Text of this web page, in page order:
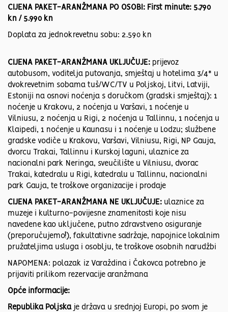
CIJENA PAKET-ARANŽMANA PO OSOBI: First minute: 5.790
kn / 5.990 kn
Doplata za jednokrevetnu sobu: 2.590 kn
CIJENA PAKET-ARANŽMANA UKLJUČUJE: prijevoz
autobusom, voditelja putovanja, smještaj u hotelima 3/4* u
dvokrevetnim sobama tuš/WC/TV u Poljskoj, Litvi, Latviji,
Estoniji na osnovi noćenja s doručkom (gradski smještaj): 1
noćenje u Krakovu, 2 noćenja u Varšavi, 1 noćenje u
Vilniusu, 2 noćenja u Rigi, 2 noćenja u Tallinnu, 1 noćenja u
Klaipedi, 1 noćenje u Kaunasu i 1 noćenje u Lodzu; službene
gradske vodiče u Krakovu, Varšavi, Vilniusu, Rigi, NP Gauja,
dvorcu Trakai, Tallinnu i Kurskoj laguni, ulaznice za
nacionalni park Neringa, sveučilište u Vilniusu, dvorac
Trakai, katedralu u Rigi, katedralu u Tallinnu, nacionalni
park Gauja, te troškove organizacije i prodaje
CIJENA PAKET-ARANŽMANA NE UKLJUČUJE: ulaznice za
muzeje i kulturno-povijesne znamenitosti koje nisu
navedene kao uključene, putno zdravstveno osiguranje
(preporučujemo!), fakultativne sadržaje, napojnice lokalnim
pružateljima usluga i osoblju, te troškove osobnih narudžbi
NAPOMENA: polazak iz Varaždina i Čakovca potrebno je
prijaviti prilikom rezervacije aranžmana
Opće informacije:
Republika Poljskaje država u srednjoj Europi, po svom je